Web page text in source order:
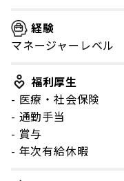
経験
マネージャーレベル
福利厚生
- 医療・社会保険
- 通勤手当
- 賞与
- 年次有給休暇